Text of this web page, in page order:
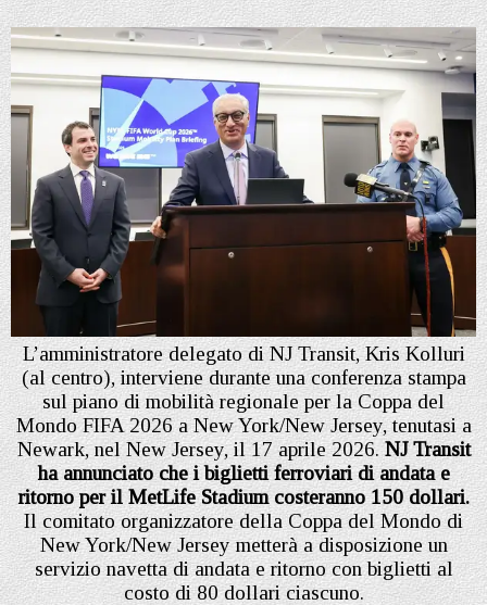
L’amministratore delegato di NJ Transit, Kris Kolluri
(al centro), interviene durante una conferenza stampa
sul piano di mobilità regionale per la Coppa del
Mondo FIFA 2026 a New York/New Jersey, tenutasi a
Newark, nel New Jersey, il 17 aprile 2026.NJ Transit
ha annunciato che i biglietti ferroviari di andata e
ritorno per il MetLife Stadium costeranno 150 dollari.
Il comitato organizzatore della Coppa del Mondo di
New York/New Jersey metterà a disposizione un
servizio navetta di andata e ritorno con biglietti al
costo di 80 dollari ciascuno.